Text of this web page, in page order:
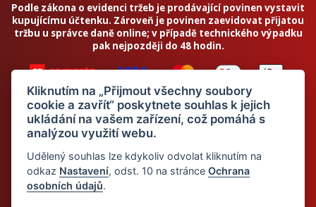
Podle zákona o evidenci tržeb je prodávající povinen vystavit
kupujícímu účtenku. Zároveň je povinen zaevidovat přijatou
tržbu u správce daně online; v případě technického výpadku
pak nejpozději do 48 hodin.
Chci odebírat newsletter
Kliknutím na „Přijmout všechny soubory
cookie a zavřít“ poskytnete souhlas k jejich
ukládání na vašem zařízení, což pomáhá s
analýzou využití webu.
Udělený souhlas lze kdykoliv odvolat kliknutím na
odkaz Nastavení, odst. 10 na stránceOchrana
osobních údajů.